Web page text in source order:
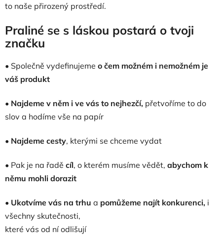
to naše přirozený prostředí.
Praliné se s láskou postará o tvoji
značku
• Společně vydefinujeme o čem možném i nemožném je
váš produkt
• Najdeme v něm i ve vás to nejhezčí, přetvoříme to do
slov a hodíme vše na papír
• Najdeme cesty, kterými se chceme vydat
• Pak je na řadě cíl, o kterém musíme vědět, abychom k
němu mohli dorazit
• Ukotvíme vás na trhu a pomůžeme najít konkurenci, i
všechny skutečnosti,
které vás od ní odlišují